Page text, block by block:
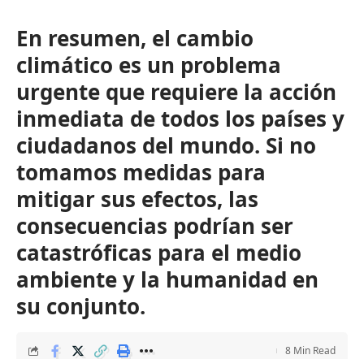
En resumen, el cambio
climático es un problema
urgente que requiere la acción
inmediata de todos los países y
ciudadanos del mundo. Si no
tomamos medidas para
mitigar sus efectos, las
consecuencias podrían ser
catastróficas para el medio
ambiente y la humanidad en
su conjunto.
8 Min Read